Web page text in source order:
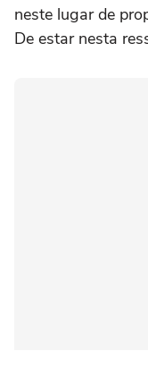
neste lugar de
De estar nesta